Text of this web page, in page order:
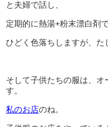
と夫婦で話し、
定期的に熱湯+粉末漂白剤
ひどく色落ちしますが、た
そして子供たちの服は、
す。
私のお店のね。